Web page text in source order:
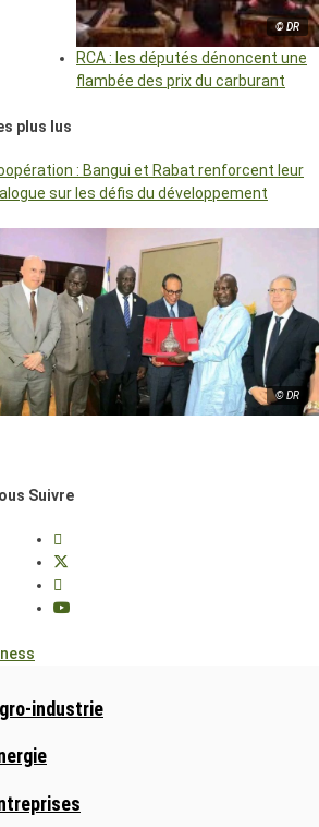
© DR
RCA : les députés dénoncent une
flambée des prix du carburant
plus lus
: Bangui et Rabat renforcent leur
sur les défis du développement
© DR
Suivre
industrie